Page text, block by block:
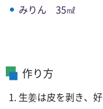
みりん
35㎖
作り方
生姜は皮を剥き、